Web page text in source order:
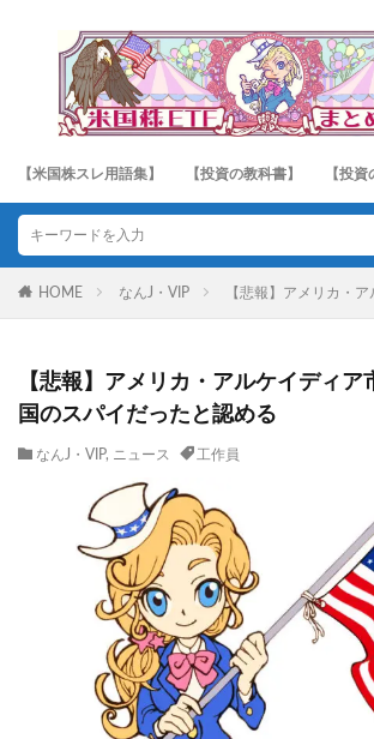
【米国株スレ用語集】 【投資の教科書】 【投資
HOME なんJ・VIP 【悲報】アメリカ・
【悲報】アメリカ・アルケイディア
国のスパイだったと認める
なんJ・VIP, ニュース 工作員